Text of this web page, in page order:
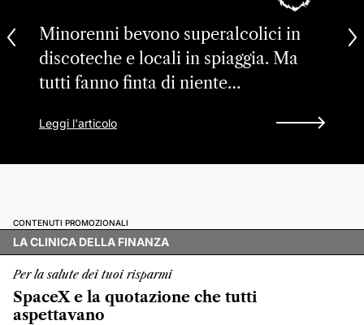
Minorenni bevono superalcolici in
discoteche e locali in spiaggia. Ma
tutti fanno finta di niente…
Leggi l'articolo
CONTENUTI PROMOZIONALI
LA CLINICA DELLA FINANZA
Per la salute dei tuoi risparmi
SpaceX e la quotazione che tutti
aspettavano